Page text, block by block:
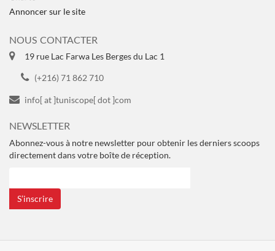
Annoncer sur le site
NOUS CONTACTER
19 rue Lac Farwa Les Berges du Lac 1
(+216) 71 862 710
info[ at ]tuniscope[ dot ]com
NEWSLETTER
Abonnez-vous à notre newsletter pour obtenir les derniers scoops
directement dans votre boîte de réception.
S’inscrire